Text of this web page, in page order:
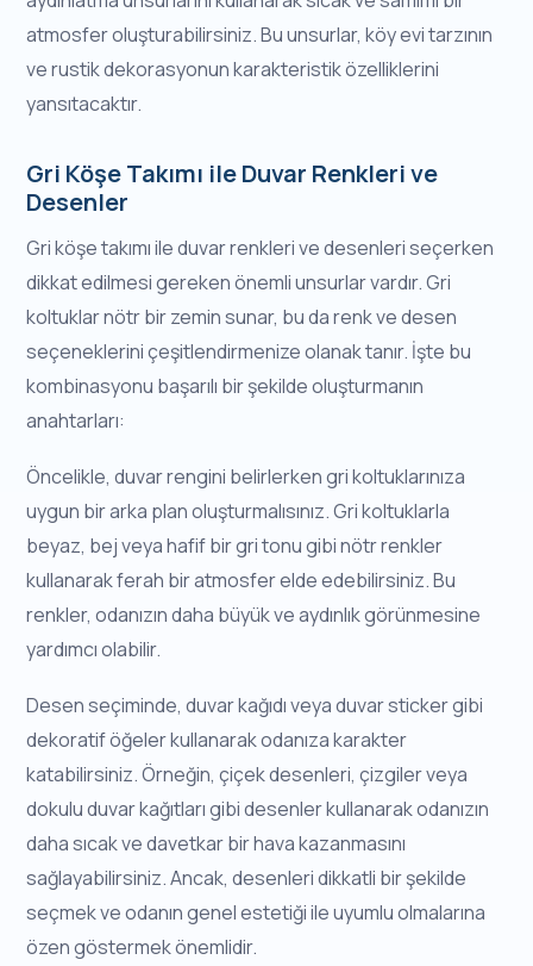
atmosfer oluşturabilirsiniz. Bu unsurlar, köy evi tarzının
ve rustik dekorasyonun karakteristik özelliklerini
yansıtacaktır.
Gri Köşe Takımı ile Duvar Renkleri ve
Desenler
Gri köşe takımı ile duvar renkleri ve desenleri seçerken
dikkat edilmesi gereken önemli unsurlar vardır. Gri
koltuklar nötr bir zemin sunar, bu da renk ve desen
seçeneklerini çeşitlendirmenize olanak tanır. İşte bu
kombinasyonu başarılı bir şekilde oluşturmanın
anahtarları:
Öncelikle, duvar rengini belirlerken gri koltuklarınıza
uygun bir arka plan oluşturmalısınız. Gri koltuklarla
beyaz, bej veya hafif bir gri tonu gibi nötr renkler
kullanarak ferah bir atmosfer elde edebilirsiniz. Bu
renkler, odanızın daha büyük ve aydınlık görünmesine
yardımcı olabilir.
Desen seçiminde, duvar kağıdı veya duvar sticker gibi
dekoratif öğeler kullanarak odanıza karakter
katabilirsiniz. Örneğin, çiçek desenleri, çizgiler veya
dokulu duvar kağıtları gibi desenler kullanarak odanızın
daha sıcak ve davetkar bir hava kazanmasını
sağlayabilirsiniz. Ancak, desenleri dikkatli bir şekilde
seçmek ve odanın genel estetiği ile uyumlu olmalarına
özen göstermek önemlidir.